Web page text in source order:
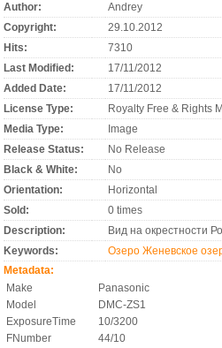
Author:
Andrey
Copyright:
29.10.2012
Hits:
7310
Last Modified:
17/11/2012
Added Date:
17/11/2012
License Type:
Royalty Free & Rights
Media Type:
Image
Release Status:
No Release
Black & White:
No
Orientation:
Horizontal
Sold:
0 times
Description:
Вид на окрестности
Keywords:
Озеро Женевское
Metadata:
Make
Panasonic
Model
DMC-ZS1
ExposureTime
10/3200
FNumber
44/10